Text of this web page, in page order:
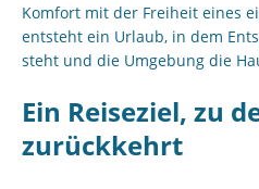
Komfort mit der Freiheit eines
entsteht ein Urlaub, in dem
steht und die Umgebung die
Ein Reiseziel, zu
zurückkehrt